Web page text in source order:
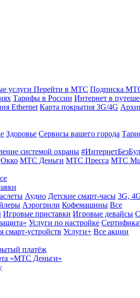
услуги Перейти в МТС Подписка
Тарифы в России Интернет в
Ethernet Карта покрытия 3G/4G
Здоровье Сервисы вашего города
системой охраны
Окко МТС Деньги МТС Пресса МТС
Аудио Детские смарт-часы 3G,
Аэрогрили Кофемашины Все
Игровые приставки Игровые девайсы
Услуги по настройке
смарт-устройств Услуги+ Все акции
платёж
«МТС Деньги»